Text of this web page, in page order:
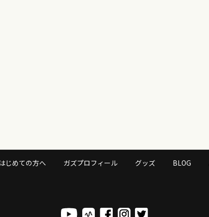
じめての方へ ガズプロフィール グッズ BLOG